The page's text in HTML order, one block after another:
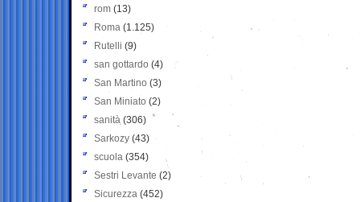
rom (13)
Roma (1.125)
Rutelli (9)
san gottardo (4)
San Martino (3)
San Miniato (2)
sanità (306)
Sarkozy (43)
scuola (354)
Sestri Levante (2)
Sicurezza (452)